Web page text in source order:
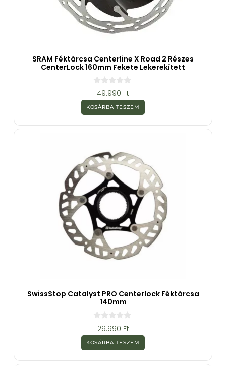
SRAM Féktárcsa Centerline X Road 2 Részes
CenterLock 160mm Fekete Lekerekített
z
5
b
49.990 Ft
KOSÁRBA TESZEM
SwissStop Catalyst PRO Centerlock Féktárcsa
140mm
z
5
b
29.990 Ft
KOSÁRBA TESZEM